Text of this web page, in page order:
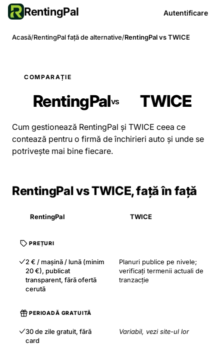
RentingPal Autentificare
Acasă/RentingPal față de alternative/RentingPal vs TWICE
COMPARAȚIE
RentingPalvs TWICE
Cum gestionează RentingPal și TWICE ceea ce
contează pentru o firmă de închirieri auto și unde se
potrivește mai bine fiecare.
RentingPal vs TWICE, față în față
RentingPal TWICE
PREȚURI
2 € / mașină / lună (minim
20 €), publicat
transparent, fără ofertă
cerută
Planuri publice pe nivele;
verificați termenii actuali de
tranzacție
PERIOADĂ GRATUITĂ
30 de zile gratuit, fără
card
Variabil, vezi site-ul lor